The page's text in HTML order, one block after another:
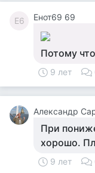
Е6 Енот69 69
Потому
9 лет
Александр
При
хорошо.
9 лет